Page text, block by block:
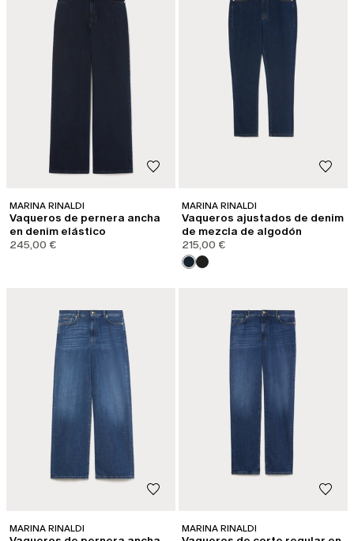
MARINA RINALDI
Vaqueros de pernera ancha
en denim elástico
245,00 €
MARINA RINALDI
Vaqueros ajustados de denim
de mezcla de algodón
215,00 €
MARINA RINALDI MARINA RINALDI